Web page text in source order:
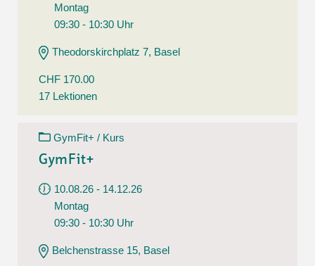
Montag
09:30 - 10:30 Uhr
Theodorskirchplatz 7, Basel
CHF 170.00
17 Lektionen
GymFit+ / Kurs
GymFit+
10.08.26 - 14.12.26
Montag
09:30 - 10:30 Uhr
Belchenstrasse 15, Basel